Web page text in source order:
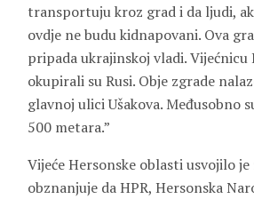
transportuju kroz grad i da ljudi,
ovdje ne budu kidnapovani. Ova
pripada ukrajinskoj vladi. Vijećnicu
okupirali su Rusi. Obje zgrade
glavnoj ulici Ušakova. Međusobno
500 metara.”
Vijeće Hersonske oblasti usvojilo
obznanjuje da HPR, Hersonska